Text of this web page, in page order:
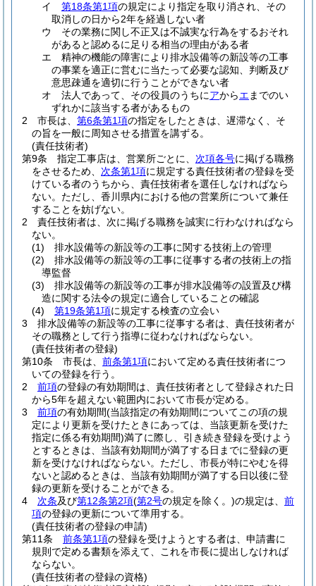
イ
第18条第1項の規定により指定を取り消され、その
取消しの日から2年を経過しない者
ウ
その業務に関し不正又は不誠実な行為をするおそれ
があると認めるに足りる相当の理由がある者
エ
精神の機能の障害により排水設備等の新設等の工事
の事業を適正に営むに当たって必要な認知、判断及び
意思疎通を適切に行うことができない者
オ
法人であって、その役員のうちにアからエ までのい
ずれかに該当する者があるもの
2
市長は、 第6条第1項の指定をしたときは、遅滞なく、そ
の旨を一般に周知させる措置を講ずる。
(責任技術者)
第9条
指定工事店は、営業所ごとに、 次項各号に掲げる職務
をさせるため、 次条第1項に規定する責任技術者の登録を受
けている者のうちから、責任技術者を選任しなければなら
ない。 ただし、香川県内における他の営業所について兼任
することを妨げない。
2
責任技術者は、次に掲げる職務を誠実に行わなければなら
ない。
(1)
排水設備等の新設等の工事に関する技術上の管理
(2)
排水設備等の新設等の工事に従事する者の技術上の指
導監督
(3)
排水設備等の新設等の工事が排水設備等の設置及び構
造に関する法令の規定に適合していることの確認
(4)
第19条第1項に規定する検査の立会い
3
排水設備等の新設等の工事に従事する者は、責任技術者が
その職務として行う指導に従わなければならない。
(責任技術者の登録)
第10条
市長は、 前条第1項において定める責任技術者につ
いての登録を行う。
2
前項の登録の有効期間は、責任技術者として登録された日
から5年を超えない範囲内において市長が定める。
3
前項の有効期間(当該指定の有効期間についてこの項の規
定により更新を受けたときにあっては、当該更新を受けた
指定に係る有効期間)満了に際し、引き続き登録を受けよう
とするときは、当該有効期間が満了する日までに登録の更
新を受けなければならない。 ただし、市長が特にやむを得
ないと認めるときは、当該有効期間が満了する日以後に登
録の更新を受けることができる。
4
次条及び第12条第2項(第2号の規定を除く。)の規定は、 前
項の登録の更新について準用する。
(責任技術者の登録の申請)
第11条
前条第1項の登録を受けようとする者は、申請書に
規則で定める書類を添えて、これを市長に提出しなければ
ならない。
(責任技術者の登録の資格)